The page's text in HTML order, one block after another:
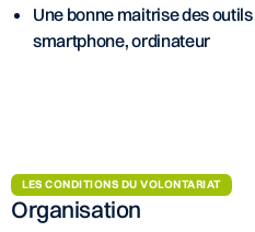
Une bonne maitrise des
smartphone, ordinateur
LES CONDITIONS DU VOLONTARIAT
Organisation